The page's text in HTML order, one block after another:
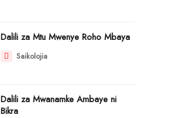
Dalili za Mtu Mwenye Roho Mbaya
Saikolojia
Dalili za Mwanamke Ambaye ni
Bikra